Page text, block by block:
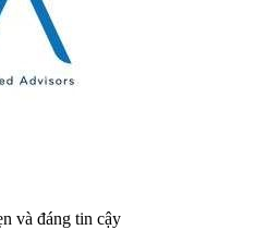
và đáng tin cậy